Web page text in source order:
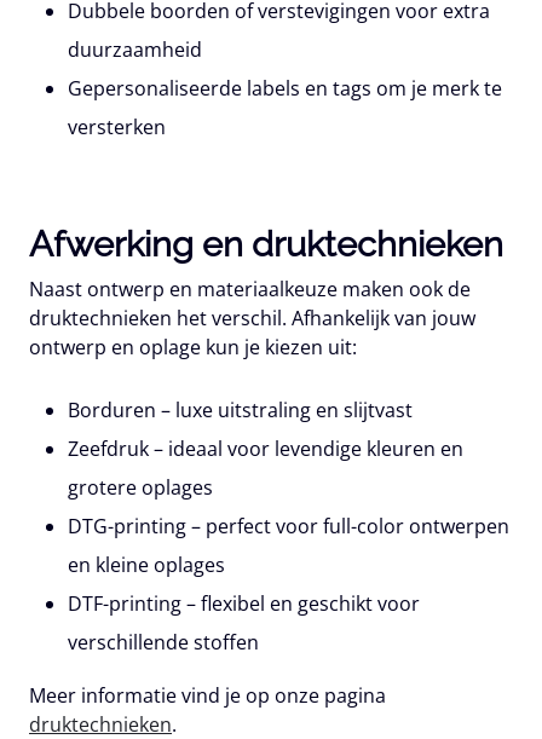
Dubbele boorden of verstevigingen voor extra
duurzaamheid
Gepersonaliseerde labels en tags om je merk te
versterken
Afwerking en druktechnieken
Naast ontwerp en materiaalkeuze maken ook de
druktechnieken het verschil. Afhankelijk van jouw
ontwerp en oplage kun je kiezen uit:
Borduren – luxe uitstraling en slijtvast
Zeefdruk – ideaal voor levendige kleuren en
grotere oplages
DTG-printing – perfect voor full-color ontwerpen
en kleine oplages
DTF-printing – flexibel en geschikt voor
verschillende stoffen
Meer informatie vind je op onze pagina
druktechnieken.